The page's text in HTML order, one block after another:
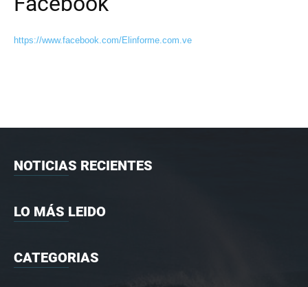
https://www.facebook.com/Elinforme.com.ve
NOTICIAS RECIENTES
LO MÁS LEIDO
CATEGORIAS